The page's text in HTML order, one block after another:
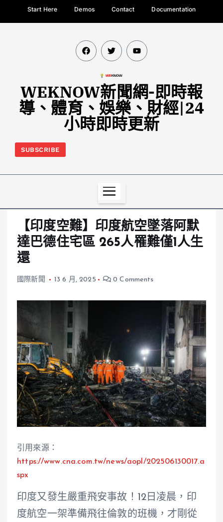
Start Here Demos Contact Documentation
WEKNOW新聞網-即時報
導、體育、娛樂、財經|24
小時即時更新
SUBSCRIBE
【印度空難】印度航空墜落阿默
達巴德住宅區 265人罹難僅1人生
還
國際新聞 13 6 月, 2025 0 Comments
引用來源：
https://www.cna.com.tw/news/aopl/202506130017.a
spx
印度又發生嚴重飛安事故！12日凌晨，印
度航空一架準備飛往倫敦的班機，才剛從